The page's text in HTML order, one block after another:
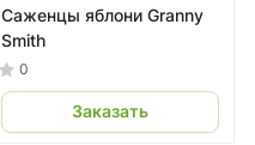
Саженцы яблони Granny
Smith
0
Заказать